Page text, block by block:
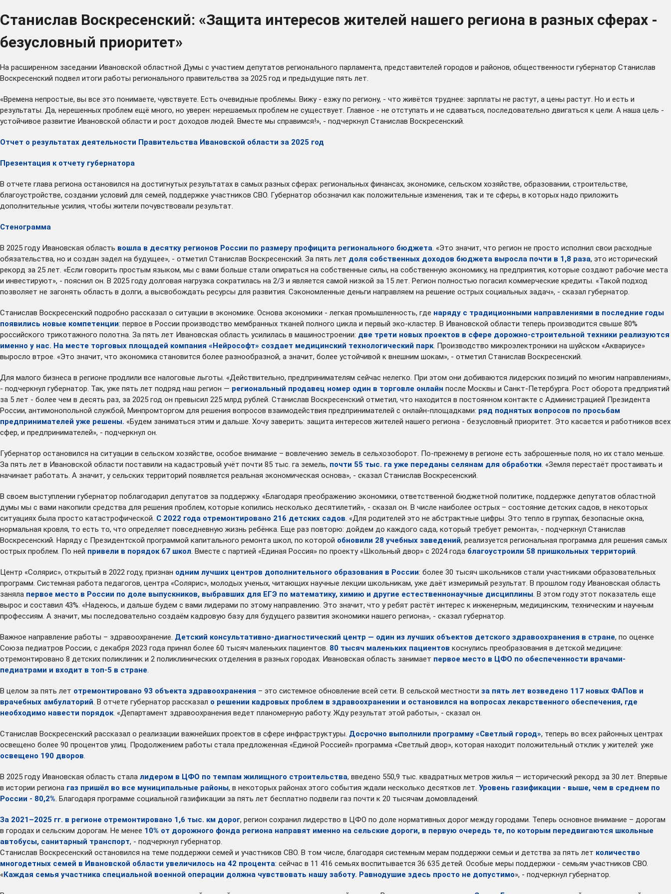
Станислав Воскресенский: «Защита интересов жителей нашего региона в разных сферах -
безусловный приоритет»
На расширенном заседании Ивановской областной Думы с участием депутатов регионального парламента, представителей городов и районов, общественности губернатор Станислав
Воскресенский подвел итоги работы регионального правительства за 2025 год и предыдущие пять лет.
«Времена непростые, вы все это понимаете, чувствуете. Есть очевидные проблемы. Вижу - езжу по региону, - что живётся труднее: зарплаты не растут, а цены растут. Но и есть и
результаты. Да, нерешенных проблем ещё много, но уверен: нерешаемых проблем не существует. Главное - не отступать и не сдаваться, последовательно двигаться к цели. А наша цель -
устойчивое развитие Ивановской области и рост доходов людей. Вместе мы справимся!», - подчеркнул Станислав Воскресенский.
Отчет о результатах деятельности Правительства Ивановской области за 2025 год
Презентация к отчету губернатора
В отчете глава региона остановился на достигнутых результатах в самых разных сферах: региональных финансах, экономике, сельском хозяйстве, образовании, строительстве,
благоустройстве, создании условий для семей, поддержке участников СВО. Губернатор обозначил как положительные изменения, так и те сферы, в которых надо приложить
дополнительные усилия, чтобы жители почувствовали результат.
Стенограмма
В 2025 году Ивановская область вошла в десятку регионов России по размеру профицита регионального бюджета . «Это значит, что регион не просто исполнил свои расходные
обязательства, но и создан задел на будущее», - отметил Станислав Воскресенский. За пять лет доля собственных доходов бюджета выросла почти в 1,8 раза, это исторический
рекорд за 25 лет. «Если говорить простым языком, мы с вами больше стали опираться на собственные силы, на собственную экономику, на предприятия, которые создают рабочие места
и инвестируют», - пояснил он. В 2025 году долговая нагрузка сократилась на 2/3 и является самой низкой за 15 лет. Регион полностью погасил коммерческие кредиты. «Такой подход
позволяет не загонять область в долги, а высвобождать ресурсы для развития. Сэкономленные деньги направляем на решение острых социальных задач», - сказал губернатор.
Станислав Воскресенский подробно рассказал о ситуации в экономике. Основа экономики - легкая промышленность, где наряду с традиционными направлениями в последние годы
появились новые компетенции: первое в России производство мембранных тканей полного цикла и первый эко-кластер. В Ивановской области теперь производится свыше 80%
российского трикотажного полотна. За пять лет Ивановская область усилилась в машиностроении: две трети новых проектов в сфере дорожно-строительной техники реализуются
именно у нас. На месте торговых площадей компания «Нейрософт» создает медицинский технологический парк . Производство микроэлектроники на шуйском «Аквариусе»
выросло втрое. «Это значит, что экономика становится более разнообразной, а значит, более устойчивой к внешним шокам», - отметил Станислав Воскресенский.
Для малого бизнеса в регионе продлили все налоговые льготы. «Действительно, предпринимателям сейчас нелегко. При этом они добиваются лидерских позиций по многим направлениям»,
- подчеркнул губернатор. Так, уже пять лет подряд наш регион — региональный продавец номер один в торговле онлайн после Москвы и Санкт-Петербурга. Рост оборота предприятий
за 5 лет - более чем в десять раз, за 2025 год он превысил 225 млрд рублей. Станислав Воскресенский отметил, что находится в постоянном контакте с Администрацией Президента
России, антимонопольной службой, Минпромторгом для решения вопросов взаимодействия предпринимателей с онлайн-площадками: ряд поднятых вопросов по просьбам
предпринимателей уже решены. «Будем заниматься этим и дальше. Хочу заверить: защита интересов жителей нашего региона - безусловный приоритет. Это касается и работников всех
сфер, и предпринимателей», - подчеркнул он.
Губернатор остановился на ситуации в сельском хозяйстве, особое внимание – вовлечению земель в сельхозоборот. По-прежнему в регионе есть заброшенные поля, но их стало меньше.
За пять лет в Ивановской области поставили на кадастровый учёт почти 85 тыс. га земель, почти 55 тыс. га уже переданы селянам для обработки . «Земля перестаёт простаивать и
начинает работать. А значит, у сельских территорий появляется реальная экономическая основа», - сказал Станислав Воскресенский.
В своем выступлении губернатор поблагодарил депутатов за поддержку. «Благодаря преображению экономики, ответственной бюджетной политике, поддержке депутатов областной
думы мы с вами накопили средства для решения проблем, которые копились несколько десятилетий», - сказал он. В числе наиболее острых – состояние детских садов, в некоторых
ситуациях была просто катастрофической. С 2022 года отремонтировано 216 детских садов «Для родителей это не абстрактные цифры. Это тепло в группах, безопасные окна,
нормальная кровля, то есть то, что определяет повседневную жизнь ребёнка. Еще раз повторю: дойдем до каждого сада, который требует ремонта», - подчеркнул Станислав
Воскресенский. Наряду с Президентской программой капитального ремонта школ, по которой обновили 28 учебных заведений, реализуется региональная программа для решения самых
острых проблем. По ней привели в порядок 67 школ . Вместе с партией «Единая Россия» по проекту «Школьный двор» с 2024 года благоустроили 58 пришкольных территорий
Центр «Солярис», открытый в 2022 году, признан одним лучших центров дополнительного образования в России: более 30 тысяч школьников стали участниками образовательных
программ. Системная работа педагогов, центра «Солярис», молодых ученых, читающих научные лекции школьникам, уже даёт измеримый результат. В прошлом году Ивановская область
заняла первое место в России по доле выпускников, выбравших для ЕГЭ по математику, химию и другие естественнонаучные дисциплины . В этом году этот показатель еще
вырос и составил 43%. «Надеюсь, и дальше будем с вами лидерами по этому направлению. Это значит, что у ребят растёт интерес к инженерным, медицинским, техническим и научным
профессиям. А значит, мы последовательно создаём кадровую базу для будущего развития экономики нашего региона», - сказал губернатор.
Важное направление работы – здравоохранение. Детский консультативно-диагностический центр — один из лучших объектов детского здравоохранения в стране, по оценке
Союза педиатров России, с декабря 2023 года принял более 60 тысяч маленьких пациентов. 80 тысяч маленьких пациентов коснулись преобразования в детской медицине:
отремонтировано 8 детских поликлиник и 2 поликлинических отделения в разных городах. Ивановская область занимает первое место в ЦФО по обеспеченности врачами-
педиатрами и входит в топ-5 в стране
В целом за пять лет отремонтировано 93 объекта здравоохранения – это системное обновление всей сети. В сельской местности за пять лет возведено 117 новых ФАПов и
врачебных амбулаторий . В отчете губернатор рассказал о решении кадровых проблем в здравоохранении и остановился на вопросах лекарственного обеспечения, где
необходимо навести порядок . «Департамент здравоохранения ведет планомерную работу. Жду результат этой работы», - сказал он.
Станислав Воскресенский рассказал о реализации важнейших проектов в сфере инфраструктуры. Досрочно выполнили программу «Светлый город», теперь во всех районных центрах
освещено более 90 процентов улиц. Продолжением работы стала предложенная «Единой Россией» программа «Светлый двор», которая находит положительный отклик у жителей: уже
освещено 190 дворов
В 2025 году Ивановская область стала лидером в ЦФО по темпам жилищного строительства, введено 550,9 тыс. квадратных метров жилья — исторический рекорд за 30 лет. Впервые
в истории региона газ пришёл во все муниципальные районы, в некоторых районах этого события ждали несколько десятков лет. Уровень газификации - выше, чем в среднем по
России - 80,2% . Благодаря программе социальной газификации за пять лет бесплатно подвели газ почти к 20 тысячам домовладений.
За 2021–2025 гг. в регионе отремонтировано 1,6 тыс. км дорог, регион сохранил лидерство в ЦФО по доле нормативных дорог между городами. Теперь основное внимание – дорогам
в городах и сельским дорогам. Не менее 10% от дорожного фонда региона направят именно на сельские дороги, в первую очередь те, по которым передвигаются школьные
автобусы, санитарный транспорт, - подчеркнул губернатор.
Станислав Воскресенский остановился на теме поддержки семей и участников СВО. В том числе, благодаря системным мерам поддержки семьи и детства за пять лет количество
многодетных семей в Ивановской области увеличилось на 42 процента: сейчас в 11 416 семьях воспитывается 36 635 детей. Особые меры поддержки - семьям участников СВО.
«Каждая семья участника специальной военной операции должна чувствовать нашу заботу. Равнодушие здесь просто не допустимо», - подчеркнул губернатор.